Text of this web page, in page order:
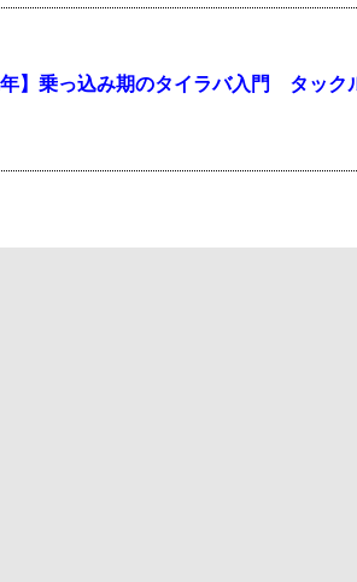
年】乗っ込み期のタイラバ入門 タック